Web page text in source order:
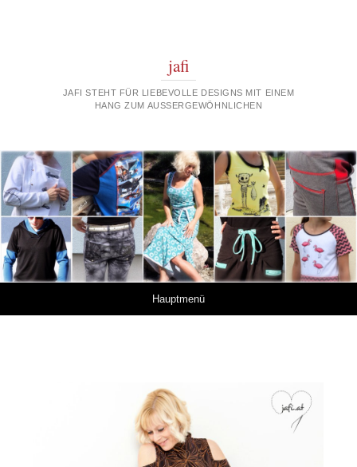
jafi
JAFI STEHT FÜR LIEBEVOLLE DESIGNS MIT EINEM
HANG ZUM AUSSERGEWÖHNLICHEN
Hauptmenü